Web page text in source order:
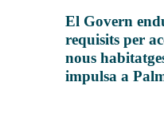
El Govern
requisits per
nous
impulsa a